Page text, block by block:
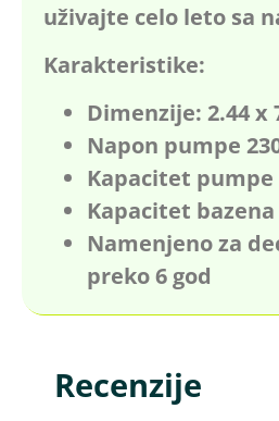
uživajte celo leto sa
Karakteristike:
Dimenzije: 2.44 x
Napon pumpe
Kapacitet pumpe
Kapacitet bazena
Namenjeno za
preko 6 god
Recenzije